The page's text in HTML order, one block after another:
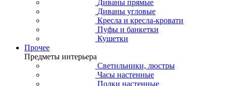
Диваны прямые
Диваны угловые
Кресла и кресла-кровати
Пуфы и банкетки
Кушетки
Прочее
Предметы интерьера
Светильники, люстры
Часы настенные
Полки настенные